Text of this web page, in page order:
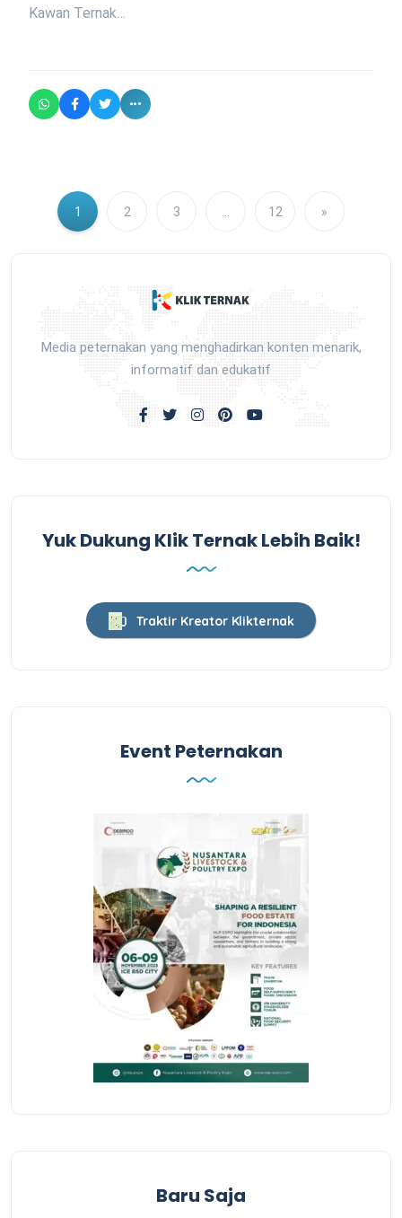
Kawan Ternak…
1 2 3 12 »
Media peternakan yang menghadirkan konten menarik,
informatif dan edukatif
Yuk Dukung Klik Ternak Lebih Baik!
Traktir Kreator Klikternak
Event Peternakan
Baru Saja